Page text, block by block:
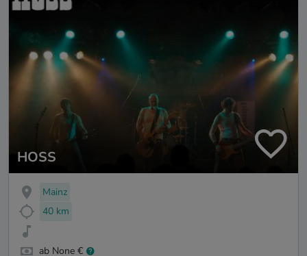
HOSS
Mainz
40 km
ab None €